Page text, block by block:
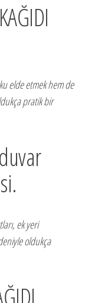
elde etmek hem de
pratik bir
ek yeri
oldukça